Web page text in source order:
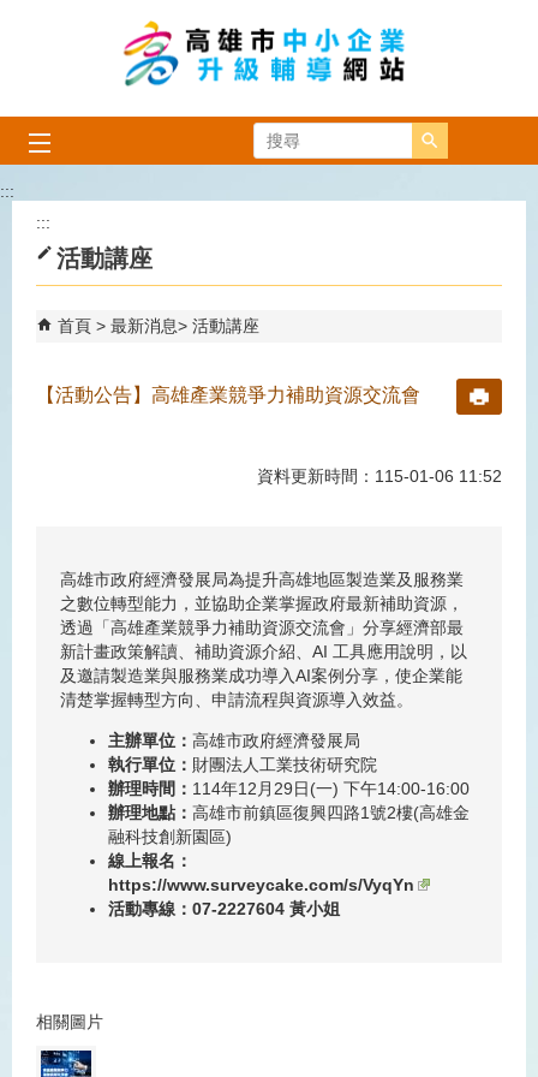
跳到主要內容區塊
搜尋
:::
:::
活動講座
首頁 最新消息 活動講座
【活動公告】高雄產業競爭力補助資源交流會
資料更新時間：115-01-06 11:52
高雄市政府經濟發展局為提升高雄地區製造業及服務業
之數位轉型能力，並協助企業掌握政府最新補助資源，
透過「高雄產業競爭力補助資源交流會」分享經濟部最
新計畫政策解讀、補助資源介紹、AI 工具應用說明，以
及邀請製造業與服務業成功導入AI案例分享，使企業能
清楚掌握轉型方向、申請流程與資源導入效益。
主辦單位： 高雄市政府經濟發展局
執行單位： 財團法人工業技術研究院
辦理時間： 114年12月29日(一) 下午14:00-16:00
辦理地點： 高雄市前鎮區復興四路1號2樓(高雄金
融科技創新園區)
線上報名：
https://www.surveycake.com/s/VyqYn
活動專線：07-2227604 黃小姐
相關圖片